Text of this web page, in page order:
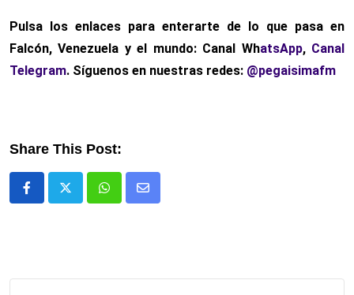
Pulsa los enlaces para enterarte de lo que pasa en
Falcón, Venezuela y el mundo: Canal WhatsApp, Canal
Telegram. Síguenos en nuestras redes: @pegaisimafm
Share This Post:
WhatsappComparte